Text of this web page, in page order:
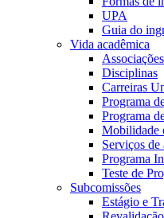
UPA
Guia do
Vida acadêmica
Disciplinas
Carreiras
Programa
Programa
Mobilidade
Serviços de
Programa
Teste de
Subcomissões
Estágio e